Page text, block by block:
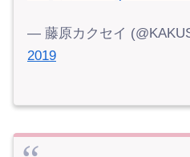
— 藤原カクセイ
2019